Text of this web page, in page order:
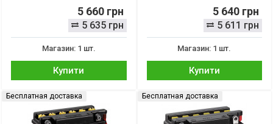
5 660 грн
5 635 грн
Магазин: 1 шт.
Купити
5 640 грн
5 611 грн
Магазин: 1 шт.
Купити
Бесплатная доставка Бесплатная доставка